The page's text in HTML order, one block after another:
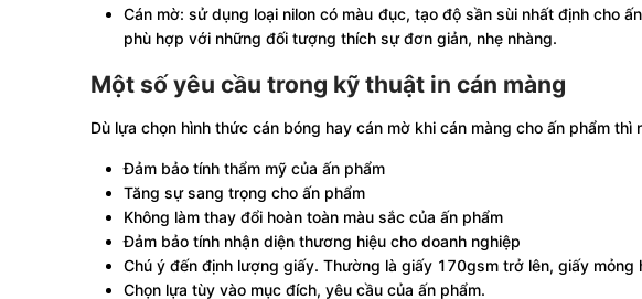
Cán mờ: sử dụng loại nilon có màu đục, tạo độ sần sùi nhất định cho
phù hợp với những đối tượng thích sự đơn giản, nhẹ nhàng.
Một số yêu cầu trong kỹ thuật in cán màng
Dù lựa chọn hình thức cán bóng hay cán mờ khi cán màng cho ấn phẩm
Đảm bảo tính thẩm mỹ của ấn phẩm
Tăng sự sang trọng cho ấn phẩm
Không làm thay đổi hoàn toàn màu sắc của ấn phẩm
Đảm bảo tính nhận diện thương hiệu cho doanh nghiệp
Chú ý đến định lượng giấy. Thường là giấy 170gsm trở lên, giấy mỏng
Chọn lựa tùy vào mục đích, yêu cầu của ấn phẩm.